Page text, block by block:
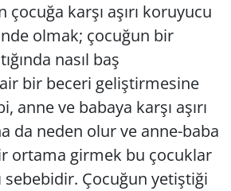
karşı aşırı koruyucu
olmak; çocuğun bir
nasıl baş
bir beceri geliştirmesine
anne ve babaya karşı aşırı
da neden olur ve anne-baba
ortama girmek bu çocuklar
sebebidir. Çocuğun yetiştiği